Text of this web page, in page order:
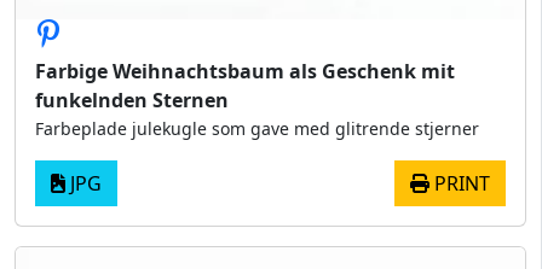
Farbige Weihnachtsbaum als Geschenk mit
funkelnden Sternen
Farbeplade julekugle som gave med glitrende stjerner
JPG PRINT